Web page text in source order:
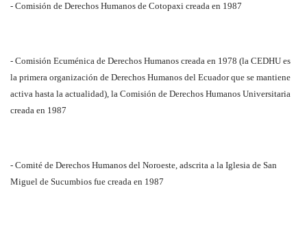
- Comisión de Derechos Humanos de Cotopaxi creada en 1987
- Comisión Ecuménica de Derechos Humanos creada en 1978 (la CEDHU es
la primera organización de Derechos Humanos del Ecuador que se mantiene
activa hasta la actualidad), la Comisión de Derechos Humanos Universitaria
creada en 1987
- Comité de Derechos Humanos del Noroeste, adscrita a la Iglesia de San
Miguel de Sucumbios fue creada en 1987